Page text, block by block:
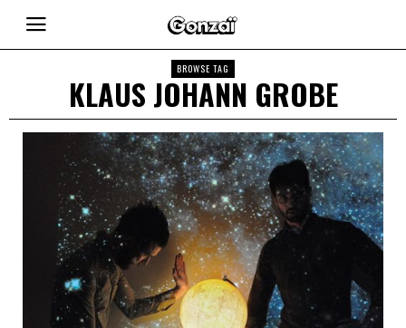
BROWSE TAG
KLAUS JOHANN GROBE